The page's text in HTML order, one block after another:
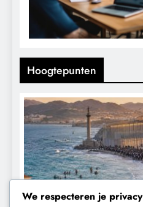
Hoogtepunten
We respecteren je privacy